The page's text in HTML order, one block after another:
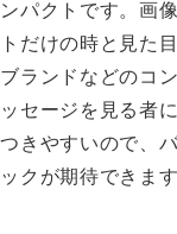
パクトです。画
だけの時と見た
ランドなどのコ
セージを見る者
きやすいので、
クが期待できます